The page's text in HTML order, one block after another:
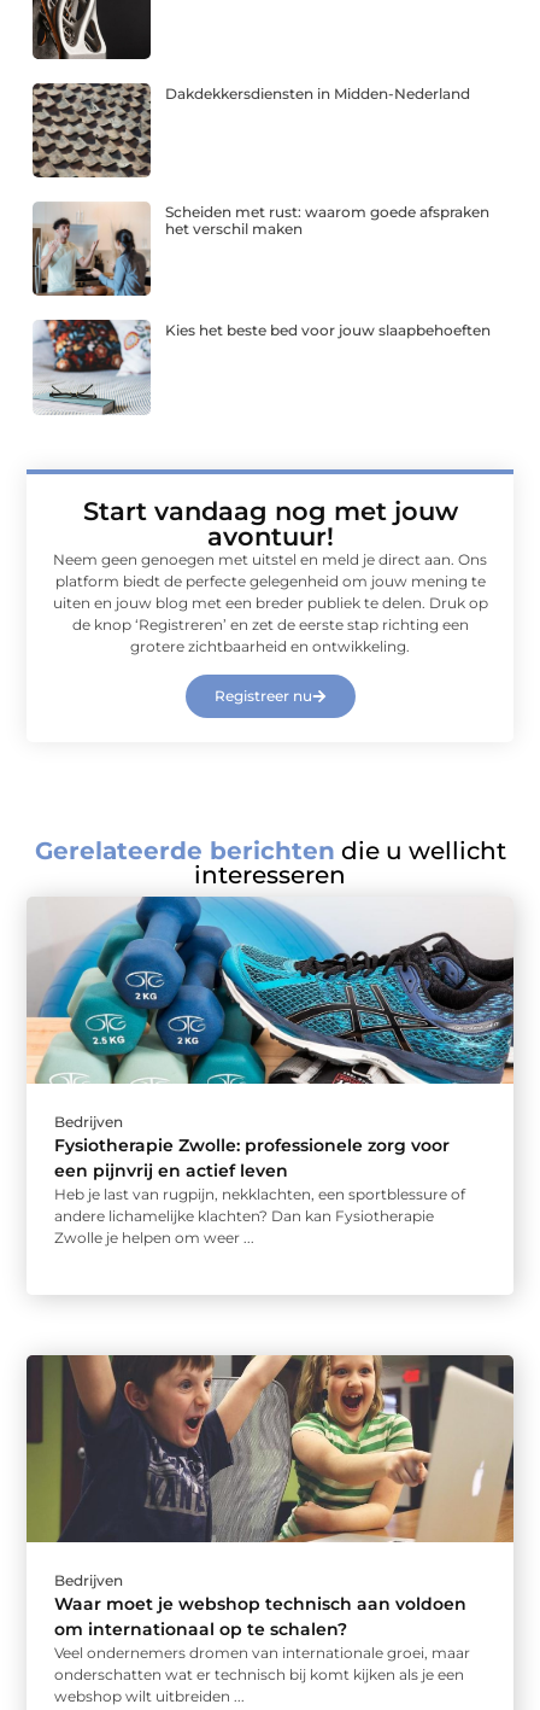
Dakdekkersdiensten in Midden-Nederland
Scheiden met rust: waarom goede afspraken
het verschil maken
Kies het beste bed voor jouw slaapbehoeften
Start vandaag nog met jouw
avontuur!
Neem geen genoegen met uitstel en meld je direct aan. Ons
platform biedt de perfecte gelegenheid om jouw mening te
uiten en jouw blog met een breder publiek te delen. Druk op
de knop ‘Registreren’ en zet de eerste stap richting een
grotere zichtbaarheid en ontwikkeling.
Registreer nu
Gerelateerde berichten die u wellicht
interesseren
Bedrijven
Fysiotherapie Zwolle: professionele zorg voor
een pijnvrij en actief leven
Heb je last van rugpijn, nekklachten, een sportblessure of
andere lichamelijke klachten? Dan kan Fysiotherapie
Zwolle je helpen om weer ...
Bedrijven
Waar moet je webshop technisch aan voldoen
om internationaal op te schalen?
Veel ondernemers dromen van internationale groei, maar
onderschatten wat er technisch bij komt kijken als je een
webshop wilt uitbreiden ...